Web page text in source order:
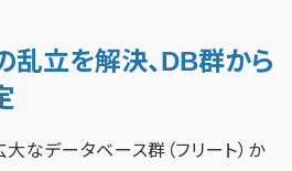
乱立を解決、DB群から
なデータベース群（フリート）か